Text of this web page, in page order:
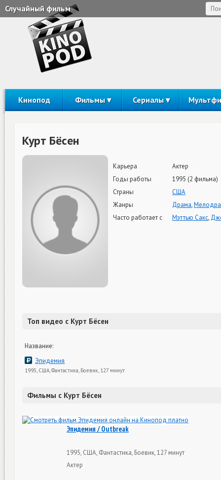
Случайный фильм
Кинопод Фильмы Сериалы
Курт Бёсен
Карьера
Актер
Годы работы
1995 (2 фильма)
Страны
США
Жанры
Драма,
Часто работает с
Мэттью Сакс,
Топ видео с Курт Бёсен
Название:
Эпидемия
1995, США, Фантастика, Боевик, 127 минут
Фильмы с Курт Бёсен
Эпидемия / Outbreak
1995, США, Фантастика, Боевик, 127 минут
Актер